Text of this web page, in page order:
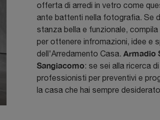
offerta di arredi in vetro come
ante battenti nella fotografia. Se
stanza bella e funzionale, compila
per ottenere infromazioni, idee e
dell'Arredamento Casa.Armadio
Sangiacomo: se sei alla ricerca
professionisti per preventivi e
la casa che hai sempre